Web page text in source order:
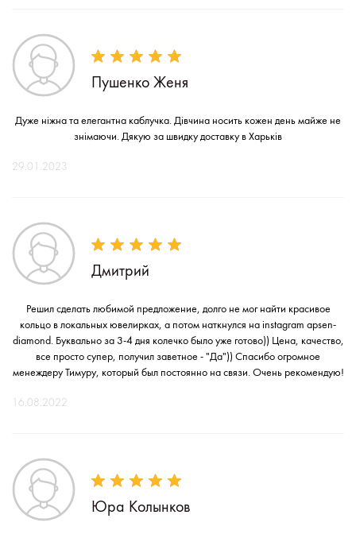
Пушенко Женя
Дуже ніжна та елегантна каблучка. Дівчина носить кожен день майже не
знімаючи. Дякую за швидку доставку в Харьків
29.01.2023
Дмитрий
Решил сделать любимой предложение, долго не мог найти красивое
кольцо в локальных ювелирках, а потом наткнулся на instagram apsen-
diamond. Буквально за 3-4 дня колечко было уже готово)) Цена, качество,
все просто супер, получил заветное - "Да")) Спасибо огромное
менеждеру Тимуру, который был постоянно на связи. Очень рекомендую!
16.08.2022
Юра Колынков